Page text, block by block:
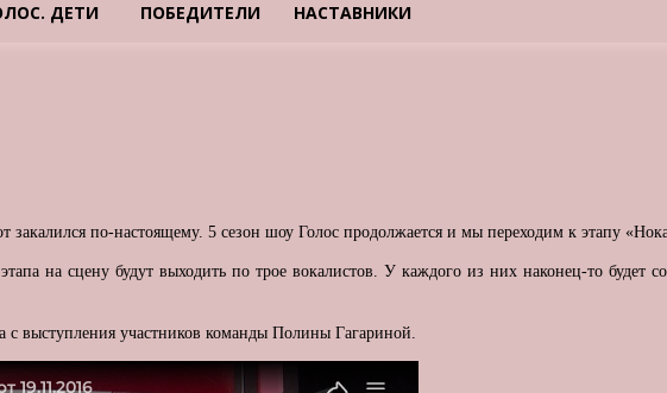
ДЕТИ ПОБЕДИТЕЛИ НАСТАВНИКИ
по-настоящему. 5 сезон шоу Голос продолжается и мы переходим к этапу
на сцену будут выходить по трое вокалистов. У каждого из них наконец-то будет
с выступления участников команды Полины Гагариной.